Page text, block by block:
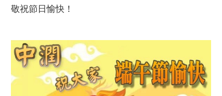
敬祝節日愉快！